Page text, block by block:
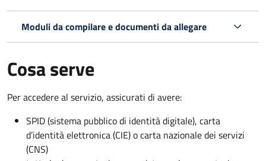
Moduli da compilare e documenti da allegare
Cosa serve
Per accedere al servizio, assicurati di avere:
SPID (sistema pubblico di identità digitale), carta
d’identità elettronica (CIE) o carta nazionale dei servizi
(CNS)